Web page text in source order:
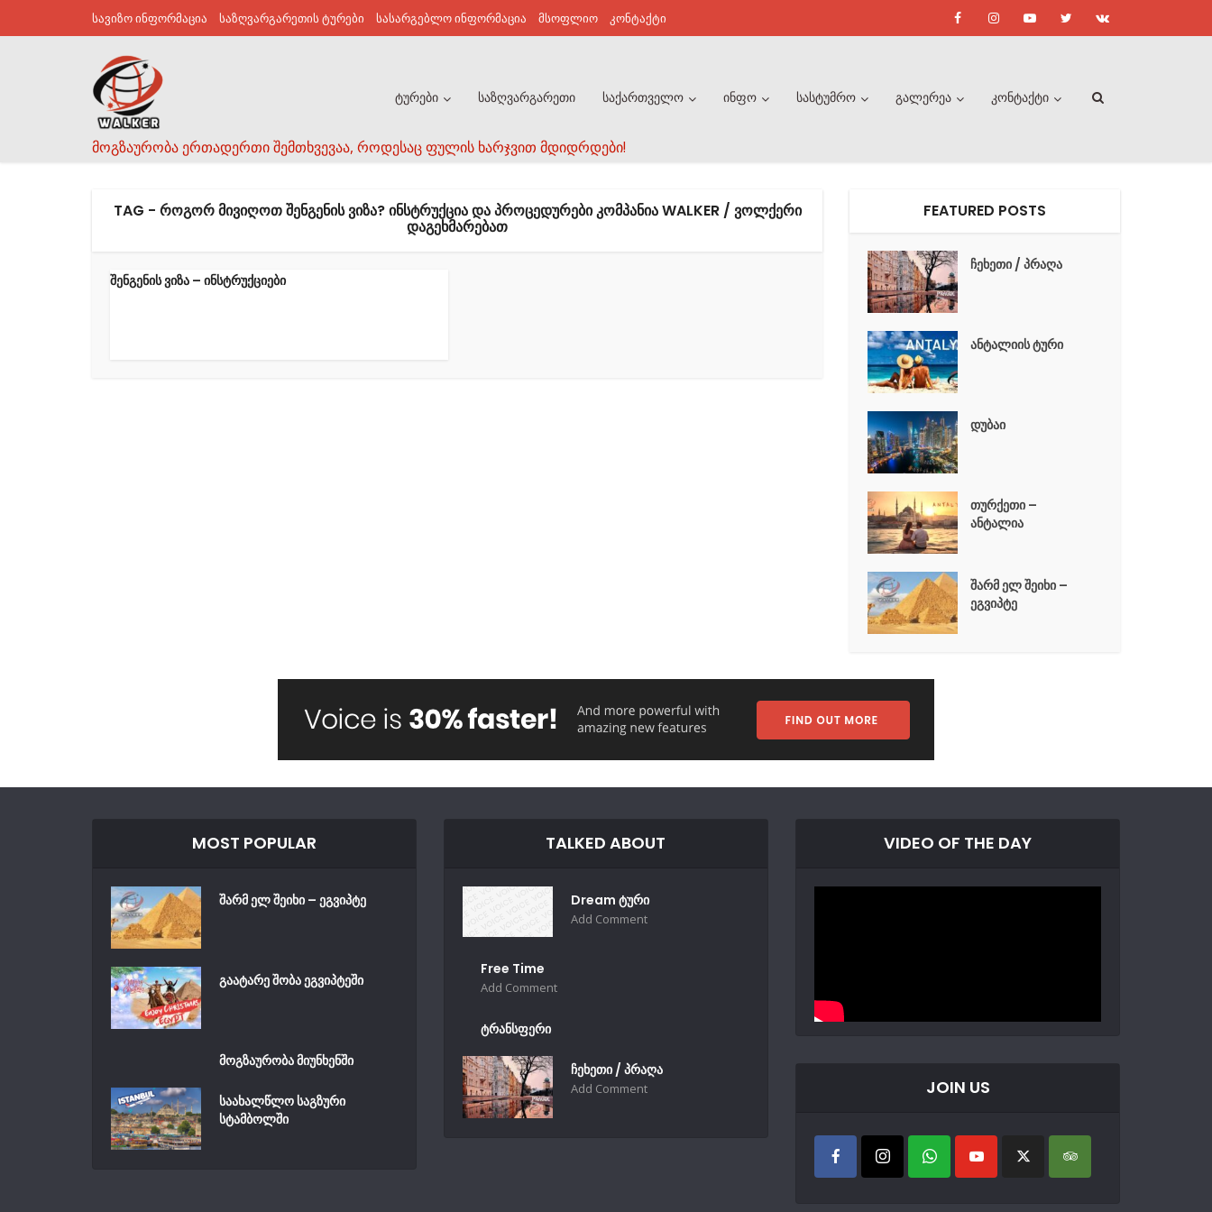
სავიზო ინფორმაცია საზღვარგარეთის ტურები სასარგებლო ინფორმაცია მსოფლიო კონტაქტი
მოგზაურობა ერთადერთი შემთხვევაა, როდესაც ფულის ხარჯვით მდიდრდები!
ტურები საზღვარგარეთი საქართველო ინფო სასტუმრო გალერეა კონტაქტი
TAG - ᲠᲝᲒᲝᲠ ᲛᲘᲕᲘᲦᲝᲗ ᲨᲔᲜᲒᲔᲜᲘᲡ ᲕᲘᲖᲐ? ᲘᲜᲡᲢᲠᲣᲥᲪᲘᲐ ᲓᲐ ᲞᲠᲝᲪᲔᲓᲣᲠᲔᲑᲘ ᲙᲝᲛᲞᲐᲜᲘᲐ WALKER / ᲕᲝᲚᲥᲔᲠᲘ
ᲓᲐᲒᲔᲮᲛᲐᲠᲔᲑᲐᲗ
შენგენის ვიზა – ინსტრუქციები
FEATURED POSTS
ჩეხეთი / პრაღა
ანტალიის ტური
დუბაი
თურქეთი –
ანტალია
შარმ ელ შეიხი –
ეგვიპტე
MOST POPULAR
შარმ ელ შეიხი – ეგვიპტე
გაატარე შობა ეგვიპტეში
მოგზაურობა მიუნხენში
საახალწლო საგზური
სტამბოლში
TALKED ABOUT
Dream ტური
Add Comment
Free Time
Add Comment
ტრანსფერი
ჩეხეთი / პრაღა
Add Comment
VIDEO OF THE DAY
JOIN US